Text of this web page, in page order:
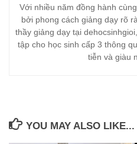
Với nhiều năm đồng hành
bởi phong cách giảng dạy rõ
thầy giảng dạy tại
tập cho học sinh cấp 3 thông
tiễn và giàu
YOU MAY ALSO LIKE...